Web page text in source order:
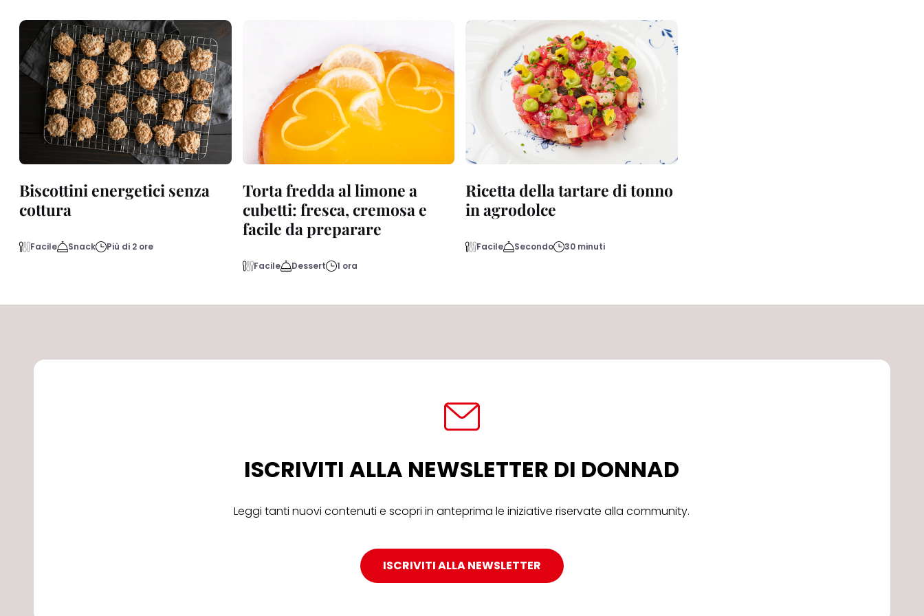
Biscottini energetici senza
cottura
Facile Snack Più di 2 ore
Torta fredda al limone a
cubetti: fresca, cremosa e
facile da preparare
Facile Dessert 1 ora
Ricetta della tartare di tonno
in agrodolce
Facile Secondo 30 minuti
ISCRIVITI ALLA NEWSLETTER DI DONNAD
Leggi tanti nuovi contenuti e scopri in anteprima le iniziative riservate alla community.
ISCRIVITI ALLA NEWSLETTER